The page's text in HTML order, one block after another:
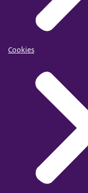
Cookies